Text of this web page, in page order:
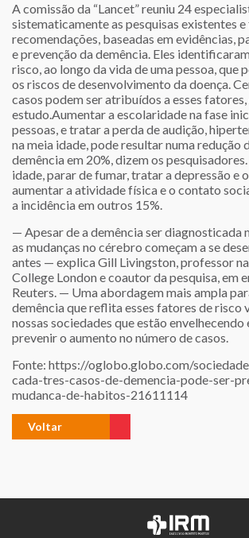
A comissão da “Lancet” reuniu 24
sistematicamente as pesquisas existentes
recomendações, baseadas em evidências,
e prevenção da demência. Eles
risco, ao longo da vida de uma pessoa, que
os riscos de desenvolvimento da doença.
casos podem ser atribuídos a esses
estudo.Aumentar a escolaridade na fase
pessoas, e tratar a perda de audição,
na meia idade, pode resultar numa redução
demência em 20%, dizem os
idade, parar de fumar, tratar a depressão e
aumentar a atividade física e o contato
a incidência em outros 15%.
— Apesar de a demência ser diagnosticada
as mudanças no cérebro começam a se
antes — explica Gill Livingston, professor
College London e coautor da pesquisa, em
Reuters. — Uma abordagem mais ampla
demência que reflita esses fatores de risco
nossas sociedades que estão envelhecendo
prevenir o aumento no número de casos.
Fonte: https://oglobo.globo.com/
cada-tres-casos-de-demencia-pode-ser-
mudanca-de-habitos-21611114
Voltar